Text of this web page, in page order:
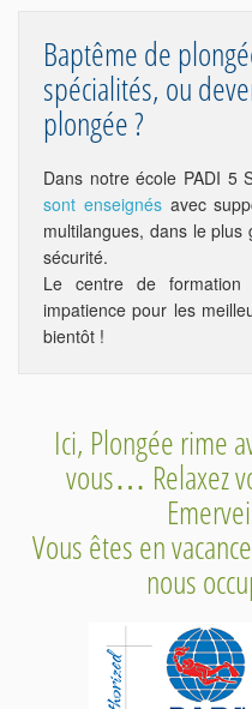
Baptême de
spécialités, ou
plongée ?
Dans notre école PADI 5
sont enseignésavec
multilangues, dans le
sécurité.
Le centre de formation
impatience pour les
bientôt !
Ici, Plongée rime
vous… Relaxez
Vous êtes en
nous